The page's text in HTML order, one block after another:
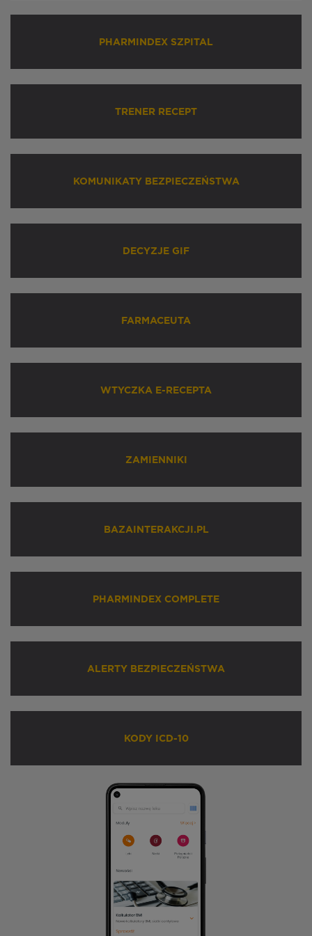
PHARMINDEX SZPITAL
TRENER RECEPT
KOMUNIKATY BEZPIECZEŃSTWA
DECYZJE GIF
FARMACEUTA
WTYCZKA E-RECEPTA
ZAMIENNIKI
BAZAINTERAKCJI.PL
PHARMINDEX COMPLETE
ALERTY BEZPIECZEŃSTWA
KODY ICD-10